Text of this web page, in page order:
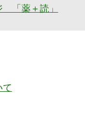
「薬＋読」
て